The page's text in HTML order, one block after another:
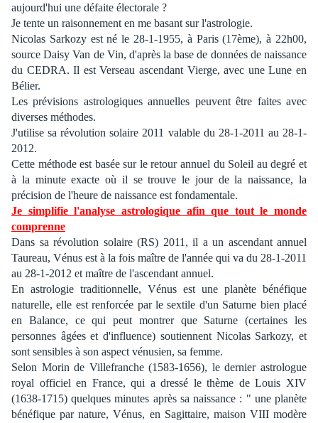
aujourd'hui une défaite électorale ?
Je tente un raisonnement en me basant sur l'astrologie.
Nicolas Sarkozy est né le 28-1-1955, à Paris (17ème), à 22h00,
source Daisy Van de Vin, d'après la base de données de naissance
du CEDRA. Il est Verseau ascendant Vierge, avec une Lune en
Bélier.
Les prévisions astrologiques annuelles peuvent être faites avec
diverses méthodes.
J'utilise sa révolution solaire 2011 valable du 28-1-2011 au 28-1-
2012.
Cette méthode est basée sur le retour annuel du Soleil au degré et
à la minute exacte où il se trouve le jour de la naissance, la
précision de l'heure de naissance est fondamentale.
Je simplifie l'analyse astrologique afin que tout le monde
comprenne
Dans sa révolution solaire (RS) 2011, il a un ascendant annuel
Taureau, Vénus est à la fois maître de l'année qui va du 28-1-2011
au 28-1-2012 et maître de l'ascendant annuel.
En astrologie traditionnelle, Vénus est une planète bénéfique
naturelle, elle est renforcée par le sextile d'un Saturne bien placé
en Balance, ce qui peut montrer que Saturne (certaines les
personnes âgées et d'influence) soutiennent Nicolas Sarkozy, et
sont sensibles à son aspect vénusien, sa femme.
Selon Morin de Villefranche (1583-1656), le dernier astrologue
royal officiel en France, qui a dressé le thème de Louis XIV
(1638-1715) quelques minutes après sa naissance : " une planète
bénéfique par nature, Vénus, en Sagittaire, maison VIII modère